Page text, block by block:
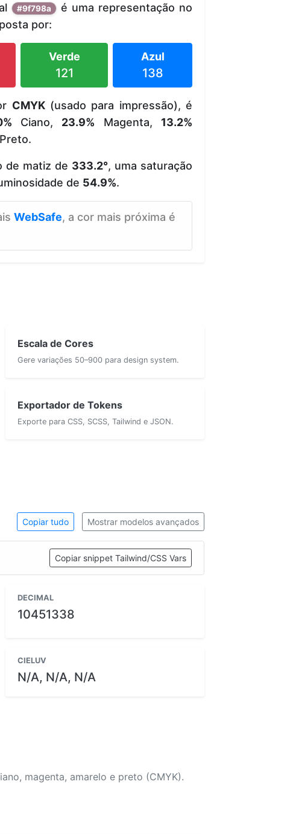
#9f798a
é uma representação no
por:
Verde
121
Azul
138
CMYK(usado para impressão), é
Ciano, 23.9% Magenta, 13.2%
Preto.
de matiz de 333.2°, uma saturação
de 54.9%.
WebSafe, a cor mais próxima é
Escala de Cores
Gere variações 50–900 para design system.
Exportador de Tokens
Exporte para CSS, SCSS, Tailwind e JSON.
Copiar tudo Mostrar modelos avançados
Copiar snippet Tailwind/CSS Vars
DECIMAL
10451338
CIELUV
N/A, N/A, N/A
magenta, amarelo e preto (CMYK).